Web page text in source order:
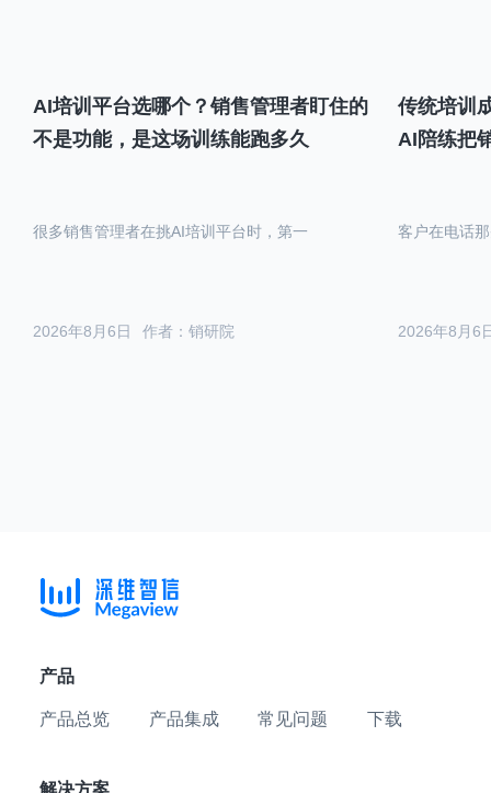
AI培训平台选哪个？销售管理者盯住的
不是功能，是这场训练能跑多久
作者：销研院
2026年8月6日
很多销售管理者在挑AI培训平台时，第一
传统培训
AI陪练把
2026年8月6
客户在电话
产品
产品总览 产品集成 常见问题 下载